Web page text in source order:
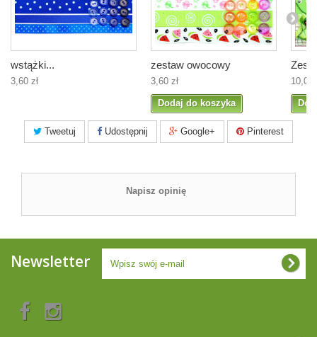
wstążki...
3,60 zł
zestaw owocowy
3,60 zł
Dodaj do koszyka
10,00
Tweetuj Udostępnij Google+ Pinterest
Napisz opinię
Newsletter